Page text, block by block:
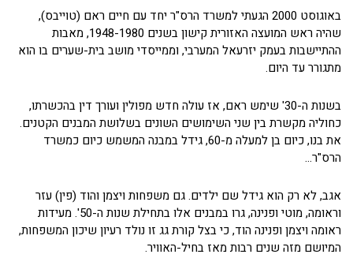
באוגוסט 2000 הגעתי למשרד הרס"ר יחד עם חיים ראם (טוייבס),
שהיה ראש המועצה האזורית קישון בשנים 1948-1980, מאבות
ההתיישבות בעמק יזרעאל המערבי, וממייסדי מושב בית-שערים בו הוא
מתגורר עד היום.
בשנות ה-30' שימש ראם, אז עולה חדש מפולין ועורך דין בהכשרתו,
כחוליה מקשרת בין שני השימושים השונים בשלושת המבנים הקטנים.
את בנו, כיום בן למעלה מ-60, גידל במבנה המשמש כיום כמשרד
הרס"ר…
אגב, לא רק הוא גידל שם ילדים. גם משפחות ויצמן והוד (פין) עזר
וראומה, מוטי ופנינה, גרו במבנים אלו בתחילת שנות ה-50'. מעידות
ראומה ויצמן ופנינה הוד, כי בצל קורת גג זו נולד רעיון שיכון המשפחות,
המיושם מזה שנים רבות מאז בחיל-האוויר.